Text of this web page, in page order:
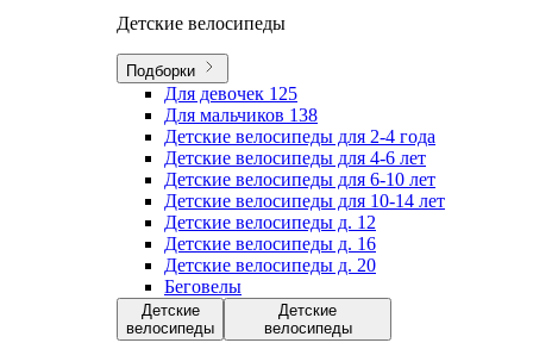
Детские велосипеды
Подборки
Для девочек 125
Для мальчиков 138
Детские велосипеды для 2-4 года
Детские велосипеды для 4-6 лет
Детские велосипеды для 6-10 лет
Детские велосипеды для 10-14 лет
Детские велосипеды д. 12
Детские велосипеды д. 16
Детские велосипеды д. 20
Беговелы
Детские
велосипеды
Детские
велосипеды